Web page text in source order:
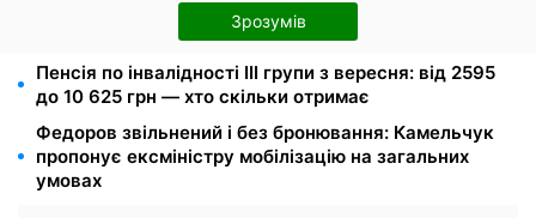
Зрозумів
До 19 400 грн на дрова: ПФУ приймає заяви на
субсидію для власників пічного опалення
Пенсія по інвалідності III групи з вересня: від 2595
до 10 625 грн — хто скільки отримає
Федоров звільнений і без бронювання: Камельчук
пропонує ексміністру мобілізацію на загальних
умовах